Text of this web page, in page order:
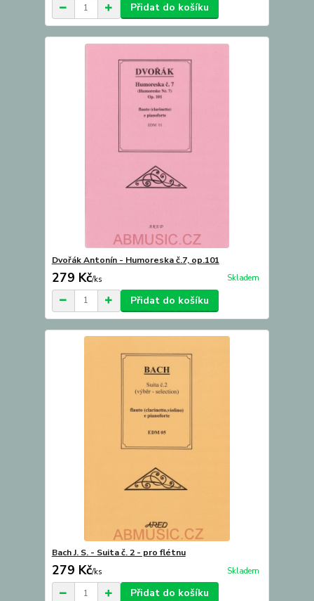
Přidat do košíku
Dvořák Antonín - Humoreska č.7, op.101
279 Kč/ks Skladem
Přidat do košíku
Bach J. S. - Suita č. 2 - pro flétnu
279 Kč/ks Skladem
Přidat do košíku